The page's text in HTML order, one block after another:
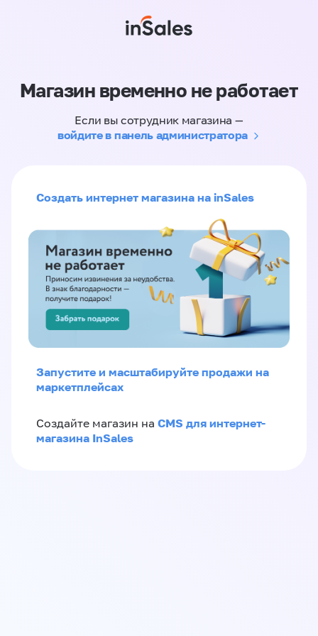
Магазин временно не работает
Если вы сотрудник магазина —
войдите в панель администратора
Создать интернет магазина на inSales
Запустите и масштабируйте продажи на
маркетплейсах
Создайте магазин на CMS для интернет-
магазина InSales